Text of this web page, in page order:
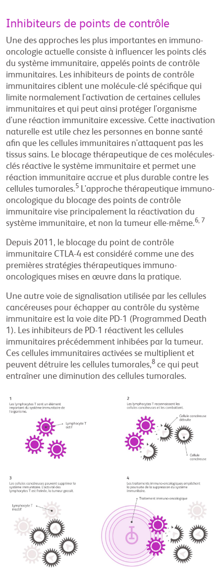
Inhibiteurs de points de contrôle
Une des approches les plus importantes en immuno-
oncologie actuelle consiste à influencer les points clés
du système immunitaire, appelés points de contrôle
immunitaires. Les inhibiteurs de points de contrôle
immunitaires ciblent une molécule-clé spécifique qui
limite normalement l'activation de certaines cellules
immunitaires et qui peut ainsi protéger l'organisme
d'une réaction immunitaire excessive. Cette inactivation
naturelle est utile chez les personnes en bonne santé
afin que les cellules immunitaires n'attaquent pas les
tissus sains. Le blocage thérapeutique de ces molécules-
clés réactive le système immunitaire et permet une
réaction immunitaire accrue et plus durable contre les
cellules tumorales.5 L'approche thérapeutique immuno-
oncologique du blocage des points de contrôle
immunitaire vise principalement la réactivation du
système immunitaire, et non la tumeur elle-même.6, 7
Depuis 2011, le blocage du point de contrôle
immunitaire CTLA-4 est considéré comme une des
premières stratégies thérapeutiques immuno-
oncologiques mises en œuvre dans la pratique.
Une autre voie de signalisation utilisée par les cellules
cancéreuses pour échapper au contrôle du système
immunitaire est la voie dite PD-1 (Programmed Death
1). Les inhibiteurs de PD-1 réactivent les cellules
immunitaires précédemment inhibées par la tumeur.
Ces cellules immunitaires activées se multiplient et
peuvent détruire les cellules tumorales,8 ce qui peut
entraîner une diminution des cellules tumorales.